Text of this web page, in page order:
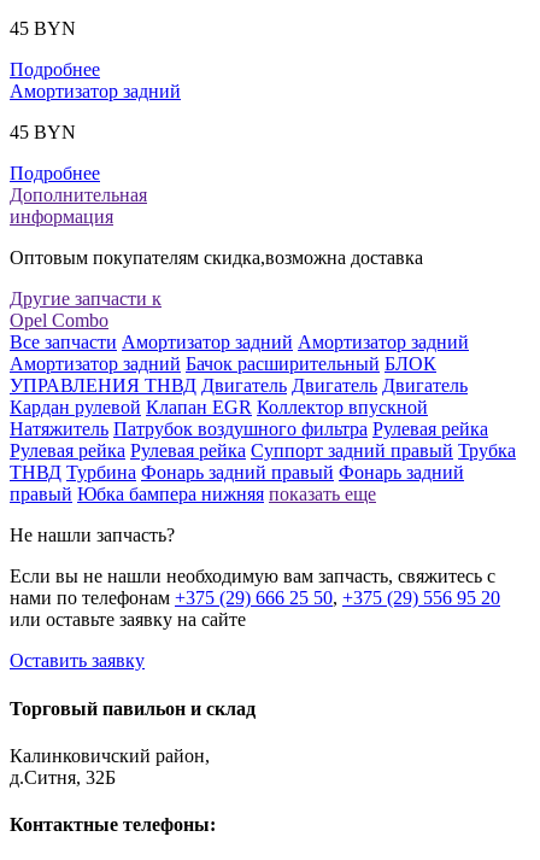
45 BYN
Подробнее
Амортизатор задний
45 BYN
Подробнее
Дополнительная
информация
Оптовым покупателям скидка,возможна доставка
Другие запчасти к
Opel Combo
Все запчасти Амортизатор задний Амортизатор задний
Амортизатор задний Бачок расширительный БЛОК
УПРАВЛЕНИЯ ТНВД Двигатель Двигатель Двигатель
Кардан рулевой Клапан EGR Коллектор впускной
Натяжитель Патрубок воздушного фильтра Рулевая рейка
Рулевая рейка Рулевая рейка Суппорт задний правый Трубка
ТНВД Турбина Фонарь задний правый Фонарь задний
правый Юбка бампера нижняя показать еще
Не нашли запчасть?
Если вы не нашли необходимую вам запчасть, свяжитесь с
нами по телефонам +375 (29) 666 25 50, +375 (29) 556 95 20
или оставьте заявку на сайте
Оставить заявку
Торговый павильон и склад
Калинковичский район,
д.Ситня, 32Б
Контактные телефоны: